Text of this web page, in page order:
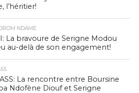
l’héritier!
NDAME
La bravoure de Serigne Modou
au-delà de son engagement!
La rencontre entre Boursine
Ndofène Diouf et Serigne